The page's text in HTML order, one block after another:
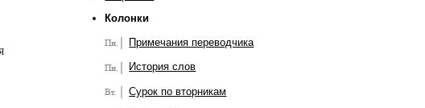
Колонки
Примечания переводчика
История слов
Сурок по вторникам